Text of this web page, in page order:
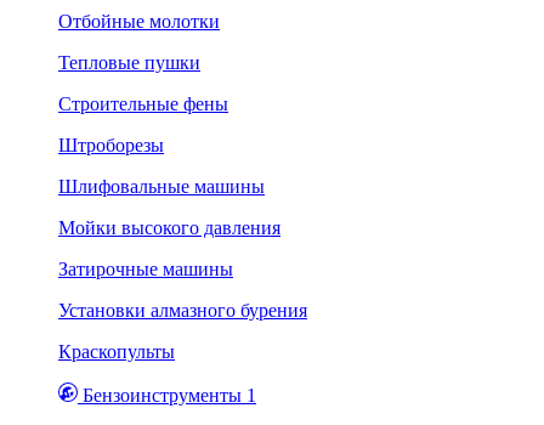
Отбойные молотки
Тепловые пушки
Строительные фены
Штроборезы
Шлифовальные машины
Мойки высокого давления
Затирочные машины
Установки алмазного бурения
Краскопульты
Бензоинструменты 1